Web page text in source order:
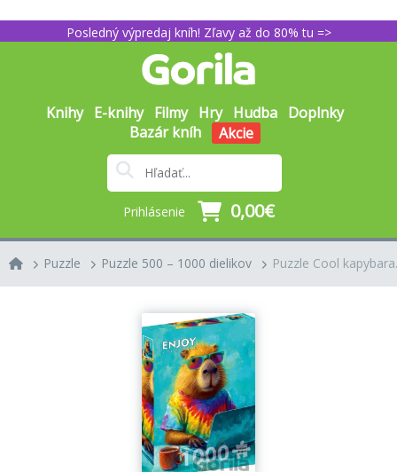
Posledný výpredaj kníh! Zľavy až do 80% tu =>
Knihy E-knihy Filmy Hry Hudba Doplnky
Bazár kníh
Akcie
Prihlásenie 0,00€
Puzzle Puzzle 500 – 1000 dielikov Puzzle Cool